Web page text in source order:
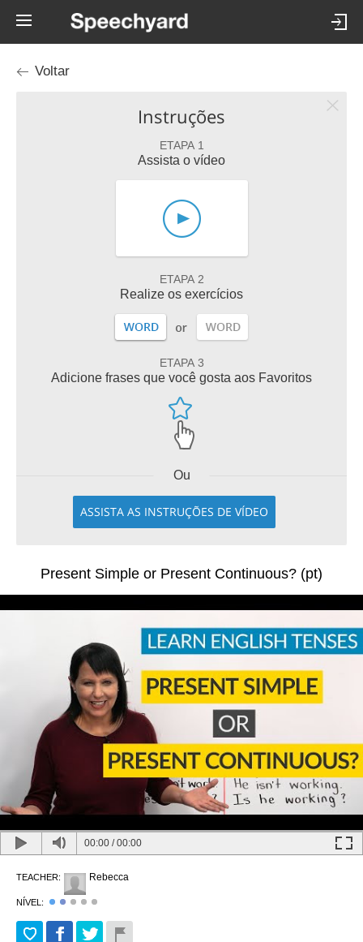
Voltar
Instruções
ETAPA 1
Assista o vídeo
ETAPA 2
Realize os exercícios
ETAPA 3
Adicione frases que você gosta aos Favoritos
Ou
ASSISTA AS INSTRUÇÕES DE VÍDEO
Present Simple or Present Continuous? (pt)
00:00 /00:00
TEACHER: Rebecca
NÍVEL: